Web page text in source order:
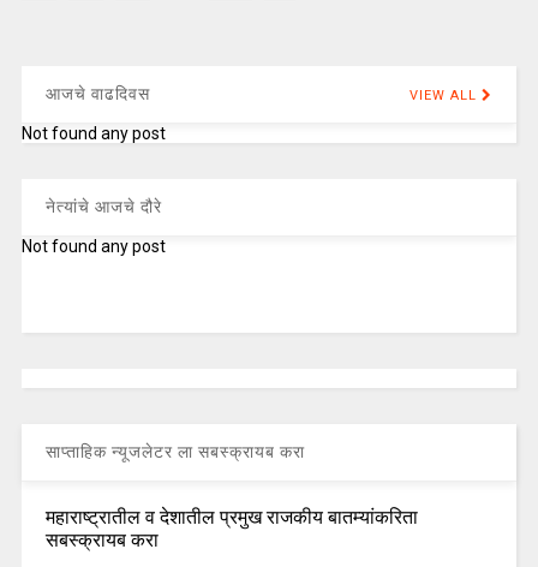
आजचे वाढदिवस VIEW ALL
Not found any post
नेत्यांचे आजचे दौरे
Not found any post
साप्ताहिक न्यूजलेटर ला सबस्क्रायब करा
महाराष्ट्रातील व देशातील प्रमुख राजकीय बातम्यांकरिता
सबस्क्रायब करा